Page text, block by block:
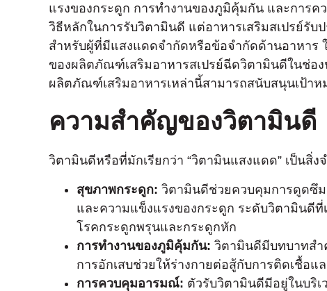
แรงของกระดูก การทํางานของภูมิคุ้มกัน และการ
วิธีหลักในการรับวิตามินดี แต่อาหารเสริมสเปรย์รั
สําหรับผู้ที่มีแสงแดดจํากัดหรือข้อจํากัดด้านอาหาร
ของผลิตภัณฑ์เสริมอาหารสเปรย์ฉีดวิตามินดีในช่อ
ผลิตภัณฑ์เสริมอาหารเหล่านี้สามารถสนับสนุนเป้า
ความสําคัญของวิตามินดี
วิตามินดีหรือที่มักเรียกว่า “วิตามินแสงแดด” เป็นสิ่ง
สุขภาพกระดูก: วิตามินดีช่วยควบคุมการดูดซึม
และความแข็งแรงของกระดูก ระดับวิตามินดีที่
โรคกระดูกพรุนและกระดูกหัก
การทํางานของภูมิคุ้มกัน: วิตามินดีมีบทบาทสํ
การอักเสบช่วยให้ร่างกายต่อสู้กับการติดเชื้อแ
การควบคุมอารมณ์: ตัวรับวิตามินดีมีอยู่ในบริ